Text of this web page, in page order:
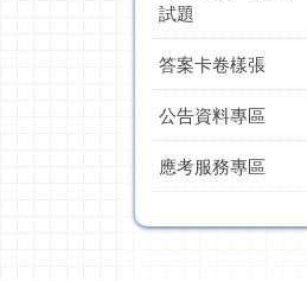
試題
答案卡卷樣張
公告資料專區
應考服務專區